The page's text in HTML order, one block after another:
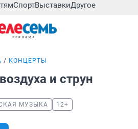
СпортВыставкиДругое
КОНЦЕРТЫ
и струн
МУЗЫКА 12+